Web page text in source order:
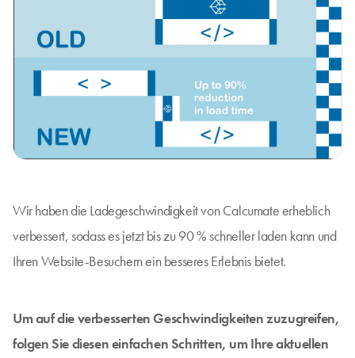
Wir haben die Ladegeschwindigkeit von Calcumate erheblich
verbessert, sodass es jetzt bis zu 90 % schneller laden kann und
Ihren Website-Besuchern ein besseres Erlebnis bietet.
Um auf die verbesserten Geschwindigkeiten zuzugreifen,
folgen Sie diesen einfachen Schritten, um Ihre aktuellen